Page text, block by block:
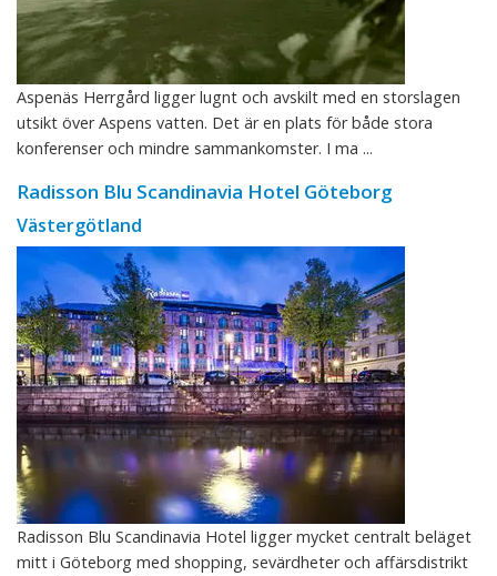
Aspenäs Herrgård ligger lugnt och avskilt med en storslagen
utsikt över Aspens vatten. Det är en plats för både stora
konferenser och mindre sammankomster. I ma ...
Radisson Blu Scandinavia Hotel Göteborg
Västergötland
Radisson Blu Scandinavia Hotel ligger mycket centralt beläget
mitt i Göteborg med shopping, sevärdheter och affärsdistrikt